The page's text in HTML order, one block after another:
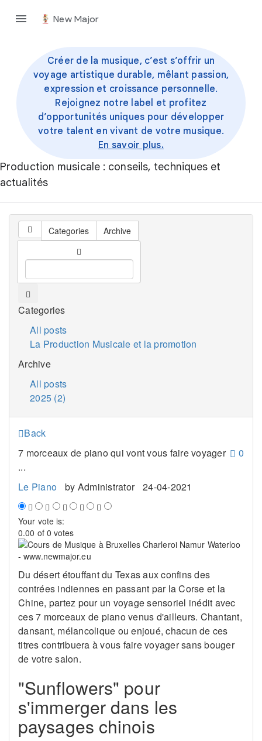
New Major
Créer de la musique, c’est s’offrir un
voyage artistique durable, mêlant passion,
expression et croissance personnelle.
Rejoignez notre label et profitez
d’opportunités uniques pour développer
votre talent en vivant de votre musique.
En savoir plus.
Production musicale : conseils, techniques et
actualités
Categories Archive
Categories
All posts
La Production Musicale et la promotion
Archive
All posts
2025 (2)
Back
0
7 morceaux de piano qui vont vous faire voyager
...
Le Piano
by Administrator 24-04-2021
Your vote is:
0.00 of 0 votes
Du désert étouffant du Texas aux confins des
contrées indiennes en passant par la Corse et la
Chine, partez pour un voyage sensoriel inédit avec
ces 7 morceaux de piano venus d'ailleurs. Chantant,
dansant, mélancolique ou enjoué, chacun de ces
titres contribuera à vous faire voyager sans bouger
de votre salon.
"Sunflowers" pour
s'immerger dans les
paysages chinois